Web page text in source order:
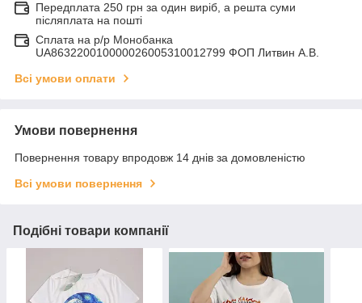
Передплата 250 грн за один виріб, а решта суми
післяплата на пошті
Сплата на р/р Монобанка
UA863220010000026005310012799 ФОП Литвин А.В.
Всі умови оплати
Умови повернення
Повернення товару впродовж 14 днів за домовленістю
Всі умови повернення
Подібні товари компанії